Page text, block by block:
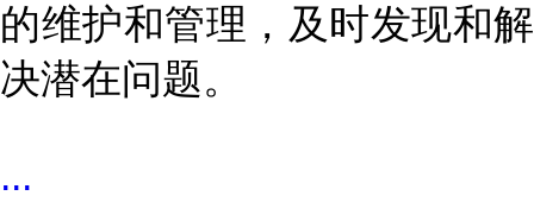
的维护和管理，及时发现和解
决潜在问题。
...